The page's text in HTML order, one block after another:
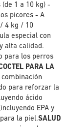
1 a 10 kg) -
picores - A
4 kg / 10
especial con
alta calidad.
para los perros
PARA LA
para reforzar la
ácido
EPA y
la piel.SALUD